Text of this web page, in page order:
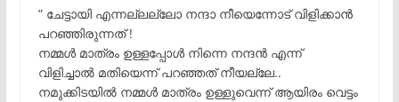
” ചേട്ടായി എന്നല്ലല്ലോ നന്ദാ നീയെന്നോട് വിളിക്കാൻ
പറഞ്ഞിരുന്നത് !
നമ്മൾ മാത്രം ഉള്ളപ്പോൾ നിന്നെ നന്ദൻ എന്ന്
വിളിച്ചാൽ മതിയെന്ന് പറഞ്ഞത് നീയല്ലേ..
നമുക്കിടയിൽ നമ്മൾ മാത്രം ഉള്ളുവെന്ന് ആയിരം വെട്ടം